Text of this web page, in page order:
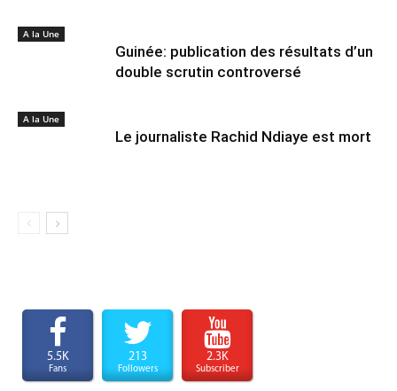
A la Une
Guinée: publication des résultats d’un
double scrutin controversé
A la Une
Le journaliste Rachid Ndiaye est mort
5.5K
Fans
213
Followers
2.3K
Subscriber